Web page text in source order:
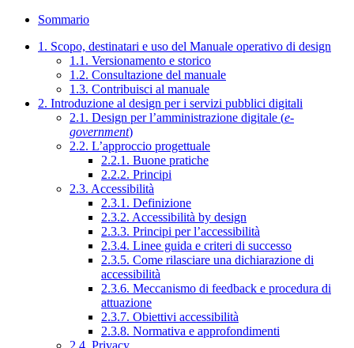
Sommario
1. Scopo, destinatari e uso del Manuale operativo di design
1.1. Versionamento e storico
1.2. Consultazione del manuale
1.3. Contribuisci al manuale
2. Introduzione al design per i servizi pubblici digitali
2.1. Design per l’amministrazione digitale (e-
government)
2.2. L’approccio progettuale
2.2.1. Buone pratiche
2.2.2. Principi
2.3. Accessibilità
2.3.1. Definizione
2.3.2. Accessibilità by design
2.3.3. Principi per l’accessibilità
2.3.4. Linee guida e criteri di successo
2.3.5. Come rilasciare una dichiarazione di
accessibilità
2.3.6. Meccanismo di feedback e procedura di
attuazione
2.3.7. Obiettivi accessibilità
2.3.8. Normativa e approfondimenti
2.4. Privacy